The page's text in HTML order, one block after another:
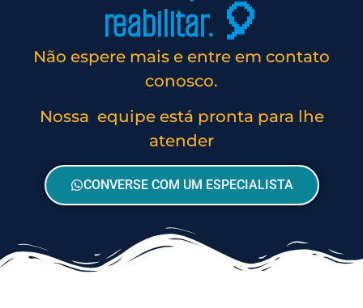
reabilitar. 🎈
Não espere mais e entre em contato
conosco.
Nossa equipe está pronta para lhe
atender
CONVERSE COM UM ESPECIALISTA